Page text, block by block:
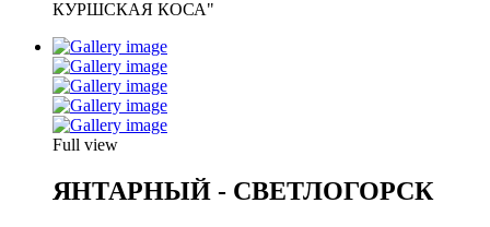
КУРШСКАЯ КОСА"
Full view
ЯНТАРНЫЙ - СВЕТЛОГОРСК